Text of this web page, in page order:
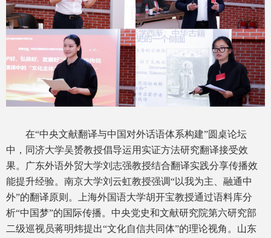
在“中央文献翻译与中国对外话语体系构建”圆桌论坛
中，同济大学吴赟教授倡导运用实证方法研究翻译接受效
果。广东外语外贸大学刘志强教授结合翻译实践分享传播效
能提升经验。南京大学刘云虹教授强调“以我为主、融通中
外”的翻译原则。上海外国语大学胡开宝教授通过语料库分
析“中国梦”的国际传播。中央党史和文献研究院第六研究部
二级巡视员蒋明炜提出“文化自信共同体”的理论视角。山东